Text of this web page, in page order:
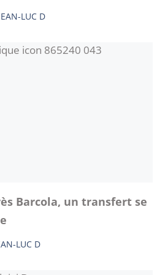
LUC D
Barcola, un transfert se
LUC D